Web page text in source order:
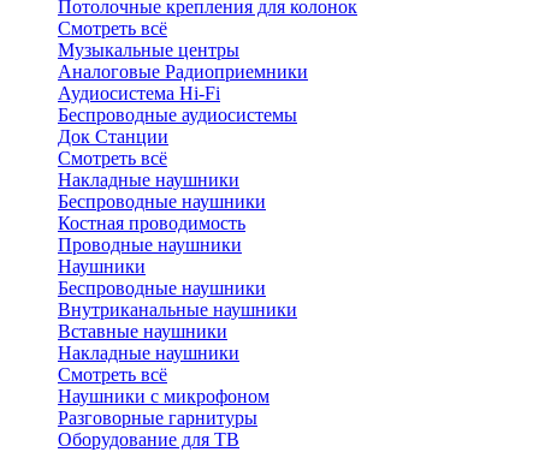
Потолочные крепления для колонок
Смотреть всё
Музыкальные центры
Аналоговые Радиоприемники
Аудиосистема Hi-Fi
Беспроводные аудиосистемы
Док Станции
Смотреть всё
Накладные наушники
Беспроводные наушники
Костная проводимость
Проводные наушники
Наушники
Беспроводные наушники
Внутриканальные наушники
Вставные наушники
Накладные наушники
Смотреть всё
Наушники с микрофоном
Разговорные гарнитуры
Оборудование для ТВ